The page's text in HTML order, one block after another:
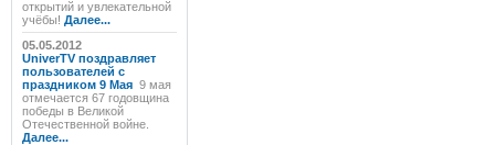
открытий и увлекательной
учёбы! Далее...
05.05.2012
UniverTV поздравляет
пользователей с
праздником 9 Мая 9 мая
отмечается 67 годовщина
победы в Великой
Отечественной войне.
Далее...